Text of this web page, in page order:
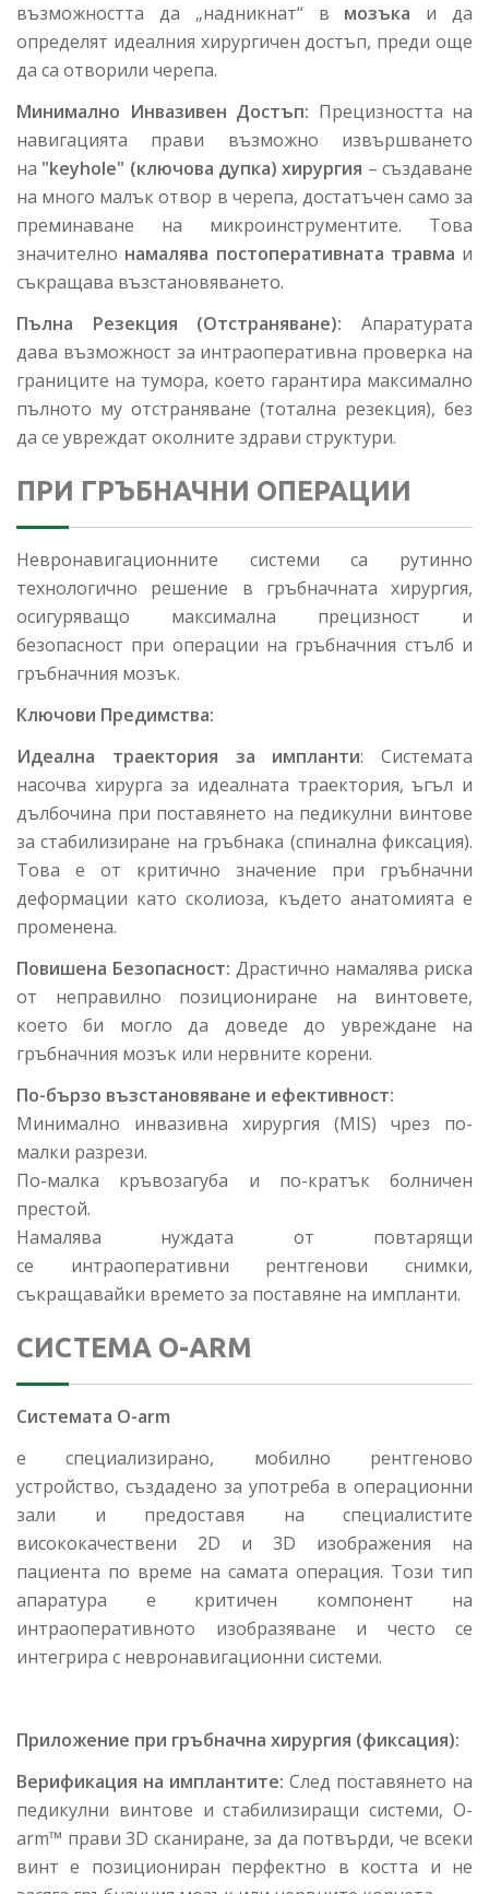
възможността да „надникнат“ в мозъка и да
определят идеалния хирургичен достъп, преди още
да са отворили черепа.
Минимално Инвазивен Достъп: Прецизността на
навигацията прави възможно извършването
на "keyhole" (ключова дупка) хирургия – създаване
на много малък отвор в черепа, достатъчен само за
преминаване на микроинструментите. Това
значително намалява постоперативната травма и
съкращава възстановяването.
Пълна Резекция (Отстраняване): Апаратурата
дава възможност за интраоперативна проверка на
границите на тумора, което гарантира максимално
пълното му отстраняване (тотална резекция), без
да се увреждат околните здрави структури.
ПРИ ГРЪБНАЧНИ ОПЕРАЦИИ
Невронавигационните системи са рутинно
технологично решение в гръбначната хирургия,
осигуряващо максимална прецизност и
безопасност при операции на гръбначния стълб и
гръбначния мозък.
Ключови Предимства:
Идеална траектория за импланти: Системата
насочва хирурга за идеалната траектория, ъгъл и
дълбочина при поставянето на педикулни винтове
за стабилизиране на гръбнака (спинална фиксация).
Това е от критично значение при гръбначни
деформации като сколиоза, където анатомията е
променена.
Повишена Безопасност: Драстично намалява риска
от неправилно позициониране на винтовете,
което би могло да доведе до увреждане на
гръбначния мозък или нервните корени.
По-бързо възстановяване и ефективност:
Минимално инвазивна хирургия (MIS) чрез по-
малки разрези.
По-малка кръвозагуба и по-кратък болничен
престой.
Намалява нуждата от повтарящи
се интраоперативни рентгенови снимки,
съкращавайки времето за поставяне на импланти.
СИСТЕМА O-ARM
Системата O-arm
е специализирано, мобилно рентгеново
устройство, създадено за употреба в операционни
зали и предоставя на специалистите
висококачествени 2D и 3D изображения на
пациента по време на самата операция. Този тип
апаратура е критичен компонент на
интраоперативното изобразяване и често се
интегрира с невронавигационни системи.
Приложение при гръбначна хирургия (фиксация):
Верификация на имплантите: След поставянето на
педикулни винтове и стабилизиращи системи, O-
arm™ прави 3D сканиране, за да потвърди, че всеки
винт е позициониран перфектно в костта и не